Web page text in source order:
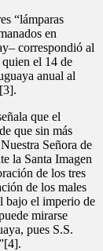
“lámparas
en
correspondió al
el 14 de
anual al
que el
que sin más
Señora de
la Santa Imagen
de los tres
de los males
bajo el imperio de
mirarse
pues S.S.